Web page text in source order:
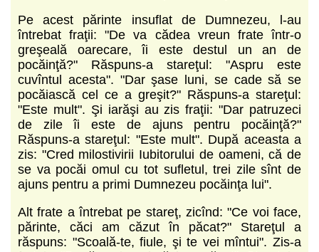
Pe acest părinte insuflat de Dumnezeu, l-au
întrebat fraţii: "De va cădea vreun frate într-o
greşeală oarecare, îi este destul un an de
pocăinţă?" Răspuns-a stareţul: "Aspru este
cuvîntul acesta". "Dar şase luni, se cade să se
pocăiască cel ce a greşit?" Răspuns-a stareţul:
"Este mult". Şi iarăşi au zis fraţii: "Dar patruzeci
de zile îi este de ajuns pentru pocăinţă?"
Răspuns-a stareţul: "Este mult". După aceasta a
zis: "Cred milostivirii Iubitorului de oameni, că de
se va pocăi omul cu tot sufletul, trei zile sînt de
ajuns pentru a primi Dumnezeu pocăinţa lui".
Alt frate a întrebat pe stareţ, zicînd: "Ce voi face,
părinte, căci am căzut în păcat?" Stareţul a
răspuns: "Scoală-te, fiule, şi te vei mîntui". Zis-a